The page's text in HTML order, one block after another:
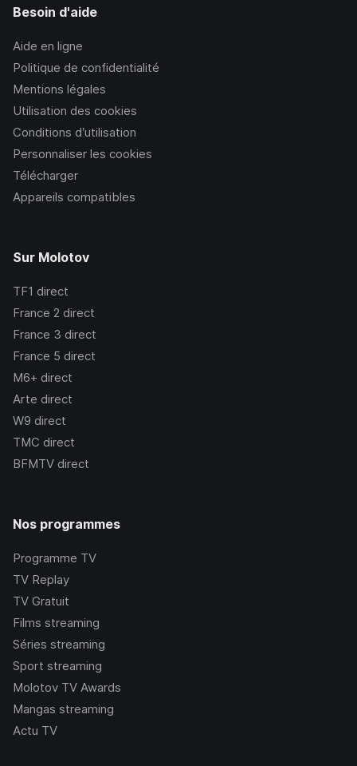
Besoin d'aide
Aide en ligne
Politique de confidentialité
Mentions légales
Utilisation des cookies
Conditions d’utilisation
Personnaliser les cookies
Télécharger
Appareils compatibles
Sur Molotov
TF1 direct
France 2 direct
France 3 direct
France 5 direct
M6+ direct
Arte direct
W9 direct
TMC direct
BFMTV direct
Nos programmes
Programme TV
TV Replay
TV Gratuit
Films streaming
Séries streaming
Sport streaming
Molotov TV Awards
Mangas streaming
Actu TV